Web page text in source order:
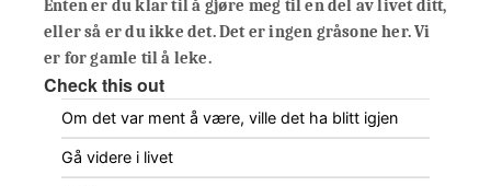
Enten er du klar til å gjøre meg til en del av livet ditt,
eller så er du ikke det. Det er ingen gråsone her. Vi
er for gamle til å leke.
Check this out
Om det var ment å være, ville det ha blitt igjen
Gå videre i livet